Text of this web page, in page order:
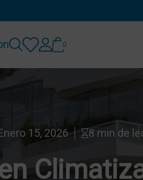
0
15, 2026 8 min de